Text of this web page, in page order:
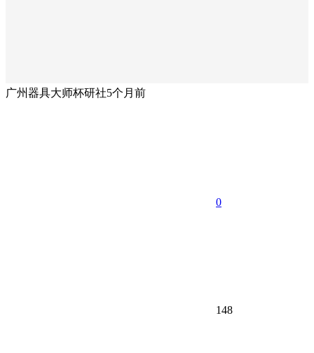
广州器具大师杯研社5个月前
0
148